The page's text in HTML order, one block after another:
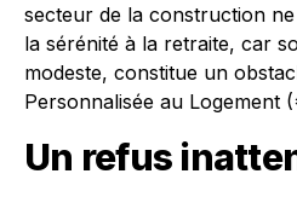
secteur de la construction
la sérénité à la retraite, car
modeste, constitue un
Personnalisée au
Un refus